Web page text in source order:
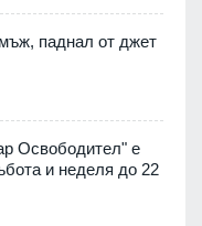
паднал от джет
Освободител" е
и неделя до 22